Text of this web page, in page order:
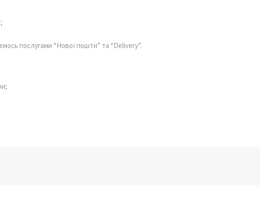
послугами “Нової пошти” та “Delivery”.